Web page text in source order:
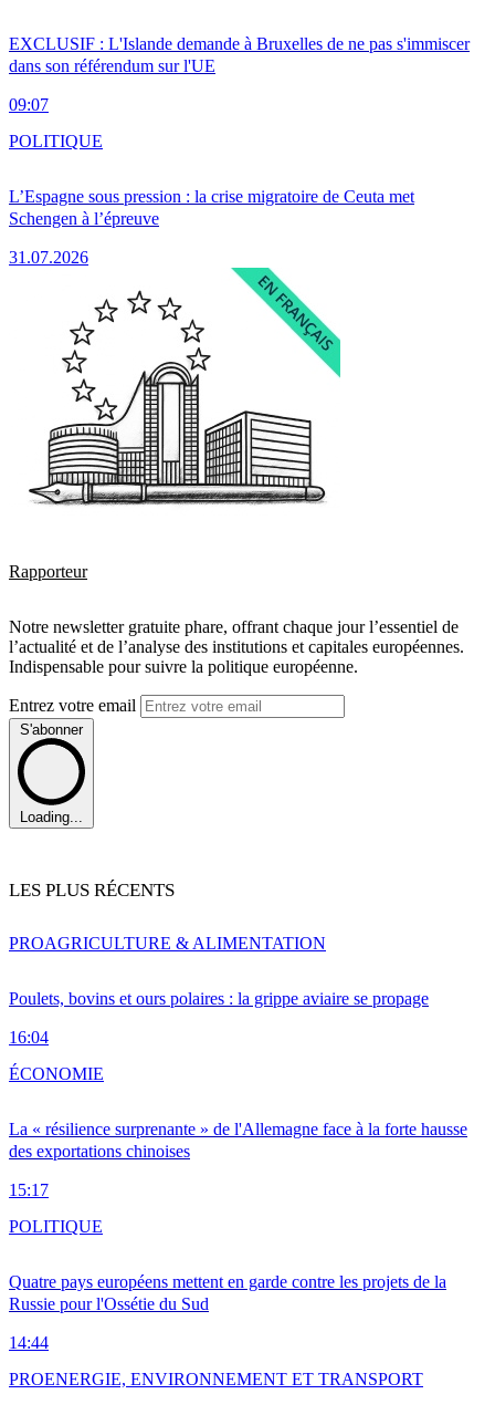
EXCLUSIF : L'Islande demande à Bruxelles de ne pas s'immiscer
dans son référendum sur l'UE
09:07
L’Espagne sous pression : la crise migratoire de Ceuta met
Schengen à l’épreuve
31.07.2026
POLITIQUE
Rapporteur
Notre newsletter gratuite phare, offrant chaque jour l’essentiel de
l’actualité et de l’analyse des institutions et capitales européennes.
Indispensable pour suivre la politique européenne.
Entrez votre email
S'abonner
Loading...
LES PLUS RÉCENTS
Poulets, bovins et ours polaires : la grippe aviaire se propage
16:04
PROAGRICULTURE & ALIMENTATION
La « résilience surprenante » de l'Allemagne face à la forte hausse
des exportations chinoises
15:17
ÉCONOMIE
Quatre pays européens mettent en garde contre les projets de la
Russie pour l'Ossétie du Sud
14:44
POLITIQUE
PROENERGIE, ENVIRONNEMENT ET TRANSPORT